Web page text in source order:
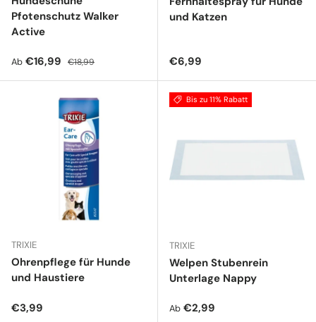
Pfotenschutz Walker
Active
Verkaufspreis
Ab €16,99 Normaler Preis
€18,99
und Katzen
Normaler Preis
€6,99
TRIXIE
Ohrenpflege für Hunde
und Haustiere
Normaler Preis
€3,99
Bis zu 11% Rabatt
TRIXIE
Welpen Stubenrein
Unterlage Nappy
Normaler Preis
Ab €2,99